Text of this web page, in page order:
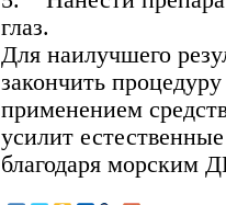
глаз.
Для наилучшего
закончить
применением
усилит
благодаря морским